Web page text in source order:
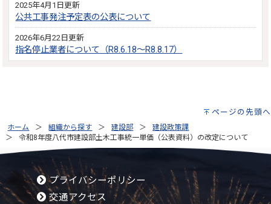
2025年4月1日更新
公共工事発注予定表の公表について
2026年6月22日更新
指名停止業者について（R8.6.18～R8.8.17）
ページの先頭へ
ホーム 組織から探す 建設部
建設政策課
令和8年度八代市建設部土木工事統一単価（公表資料）の改定について
プライバシーポリシー
交通アクセス